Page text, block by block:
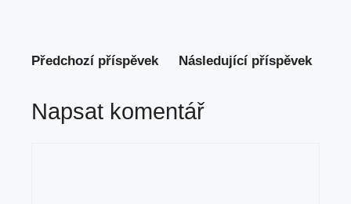
Předchozí příspěvek Následující příspěvek
Napsat komentář